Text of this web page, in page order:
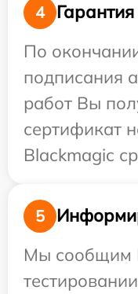
4
Гарантия
По
подписания
работ Вы
сертификат
Blackmagic
5
Мы сообщим